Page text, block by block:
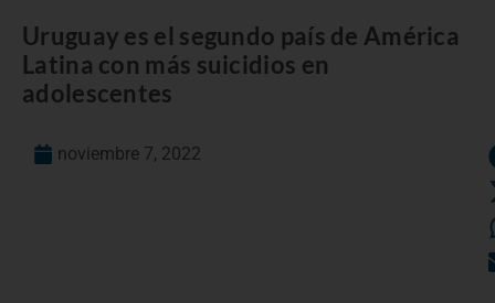
Uruguay es el segundo país de América
Latina con más suicidios en
adolescentes
noviembre 7, 2022